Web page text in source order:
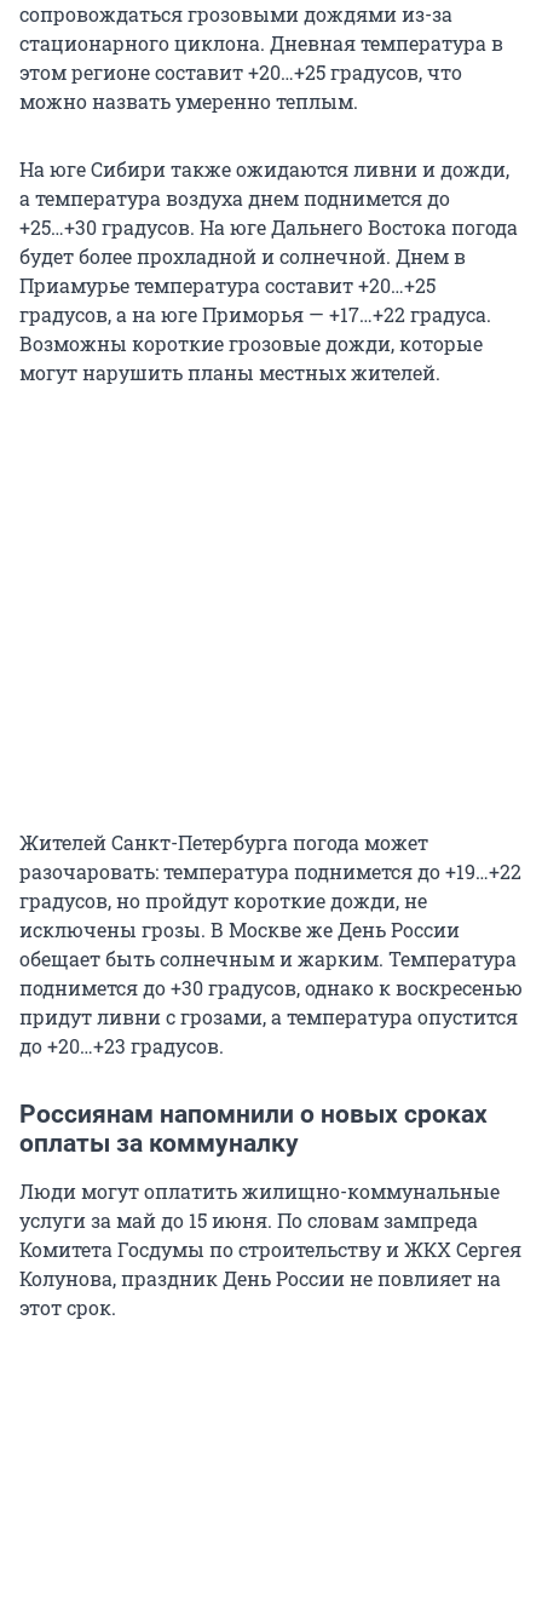
сопровождаться грозовыми дождями из-за
стационарного циклона. Дневная температура в
этом регионе составит+20…+25градусов, что
можно назвать умеренно теплым.
На юге Сибири также ожидаются ливни и дожди,
а температура воздуха днем поднимется до
+25…+30градусов. На юге Дальнего Востока погода
будет более прохладной и солнечной. Днем в
Приамурье температура составит+20…+25
градусов, а на юге Приморья — +17…+22градуса.
Возможны короткие грозовые дожди, которые
могут нарушить планы местных жителей.
Жителей Санкт-Петербурга погода может
разочаровать: температура поднимется до+19…+22
градусов, но пройдут короткие дожди, не
исключены грозы. В Москве же День России
обещает быть солнечным и жарким. Температура
поднимется до +30 градусов, однако к воскресенью
придут ливни с грозами, а температура опустится
до+20…+23 градусов.
Россиянам напомнили о новых сроках
оплаты за коммуналку
Люди могут оплатить жилищно-коммунальные
услуги за май до 15 июня. По словам зампреда
Комитета Госдумы по строительству и ЖКХ Сергея
Колунова, праздник День России не повлияет на
этот срок.